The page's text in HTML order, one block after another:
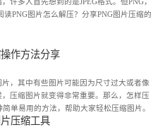
读PNG图片怎么解压？分享PNG图片压缩的
作方法分享
，其中有些图片可能因为尺寸过大或者像
压缩图片就变得非常重要。那么，怎样压
单易用的方法，帮助大家轻松压缩图片。
压缩工具